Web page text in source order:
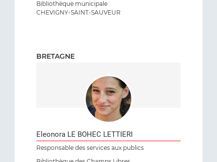
Bibliothèque municipale
CHEVIGNY-SAINT-SAUVEUR
BRETAGNE
Eleonora LE BOHEC LETTIERI
Responsable des services aux publics